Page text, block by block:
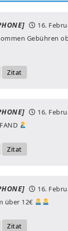
16.
Gebühren
Zitat
16.
Zitat
16.
über 12€
Zitat